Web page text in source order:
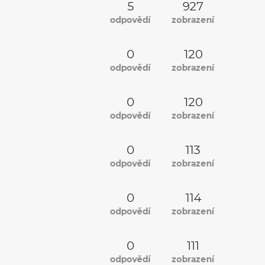
5
odpovědí
927
zobrazení
0
odpovědí
120
zobrazení
0
odpovědí
120
zobrazení
0
odpovědí
113
zobrazení
0
odpovědí
114
zobrazení
0
odpovědí
111
zobrazení